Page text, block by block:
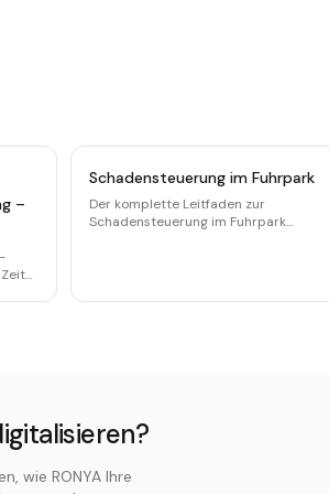
–
Schadensteuerung im Fuhrpark
Der komplette Leitfaden zur
Schadensteuerung im Fuhrpark
wie RONYA Ihre